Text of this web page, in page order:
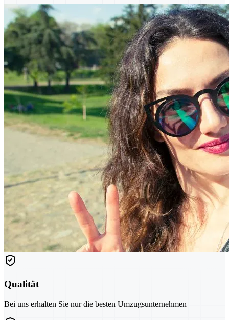
Qualität
Bei uns erhalten Sie nur die besten Umzugsunternehmen